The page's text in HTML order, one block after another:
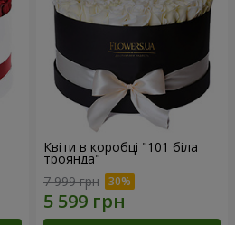
Квіти в коробці "101 біла
троянда"
7 999 грн